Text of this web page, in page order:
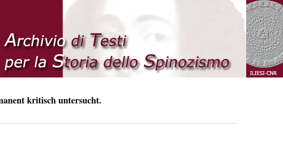
kritisch untersucht.